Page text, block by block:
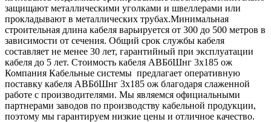
защищают металлическими уголками и швеллерами или
прокладывают в металлических трубах.Минимальная
строительная длина кабеля варьируется от 300 до 500 метров в
зависимости от сечения. Общий срок службы кабеля
составляет не менее 30 лет, гарантийный при эксплуатации
кабеля до 5 лет. Стоимость кабеля АВБбШнг 3х185 ож
Компания Кабельные системы предлагает оперативную
поставку кабеля АВБбШнг 3х185 ож благодаря слаженной
работе с производителями. Мы являемся официальными
партнерами заводов по производству кабельной продукции,
поэтому мы гарантируем низкие цены и отличное качество.